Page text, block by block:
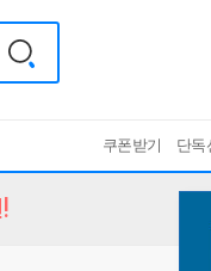
쿠폰받기 단독